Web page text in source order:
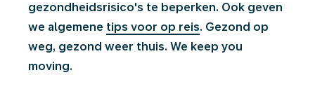
gezondheidsrisico's te beperken. Ook geven
we algemene tips voor op reis. Gezond op
weg, gezond weer thuis. We keep you
moving.